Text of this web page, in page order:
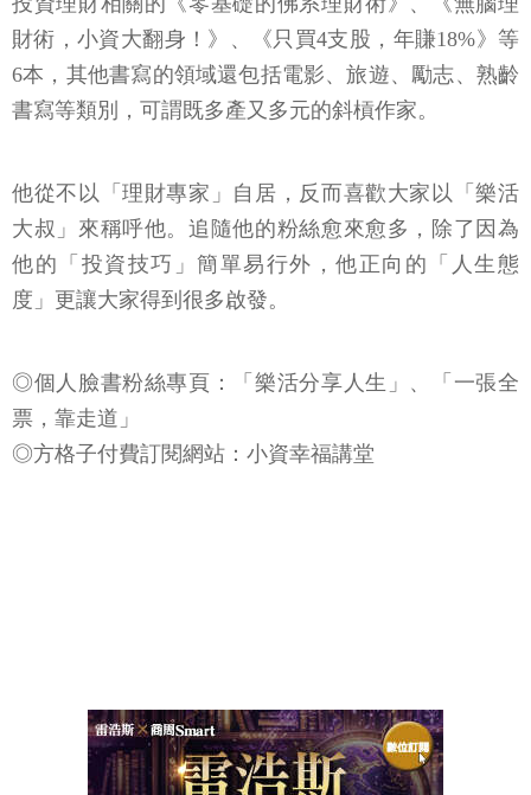
財術，小資大翻身！》、《只買4支股，年賺18%》等
6本，其他書寫的領域還包括電影、旅遊、勵志、熟齡
書寫等類別，可謂既多產又多元的斜槓作家。
他從不以「理財專家」自居，反而喜歡大家以「樂活
大叔」來稱呼他。追隨他的粉絲愈來愈多，除了因為
他的「投資技巧」簡單易行外，他正向的「人生態
度」更讓大家得到很多啟發。
◎個人臉書粉絲專頁：「樂活分享人生」、「一張全
票，靠走道」
◎方格子付費訂閱網站：小資幸福講堂